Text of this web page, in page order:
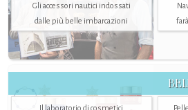
Gli accessori nautici indossati
dalle più belle imbarcazioni
Il laboratorio di cosmetici